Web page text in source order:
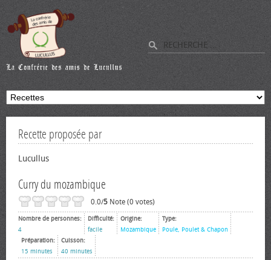
Recette proposée par
Lucullus
Curry du mozambique
0.0/5 Note (0 votes)
Nombre de personnes:
4
Difficulté:
facile
Origine:
Mozambique
Type:
Poule, Poulet & Chapon
Préparation:
15 minutes
Cuisson:
40 minutes